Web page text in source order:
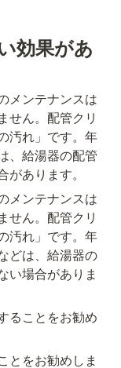
効果があ
メンテナンスは
せん。配管クリ
汚れ」です。年
、給湯器の配管
あります。
メンテナンスは
せん。配管クリ
汚れ」です。年
どは、給湯器の
い場合がありま
ることをお勧め
とをお勧めしま